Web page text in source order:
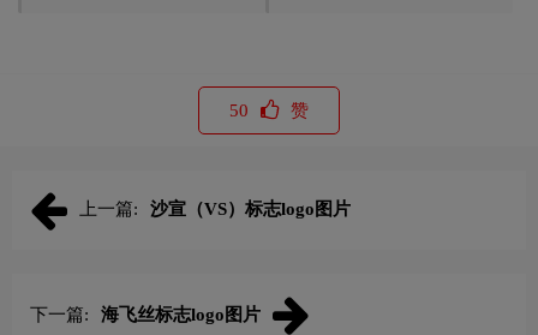
50 赞
上一篇: 沙宣（VS）标志logo图片
下一篇: 海飞丝标志logo图片